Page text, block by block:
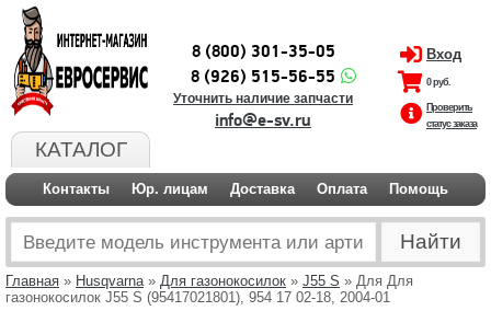
КАТАЛОГ
8 (800) 301-35-05
8 (926) 515-56-55
Уточнить наличие запчасти
info@e-sv.ru
Вход
0 руб.
Проверить
статус заказа
Контакты Юр. лицам Доставка Оплата Помощь
Главная » Husqvarna» Для газонокосилок » J55 S » Для Для
газонокосилок J55 S (95417021801), 954 17 02-18, 2004-01